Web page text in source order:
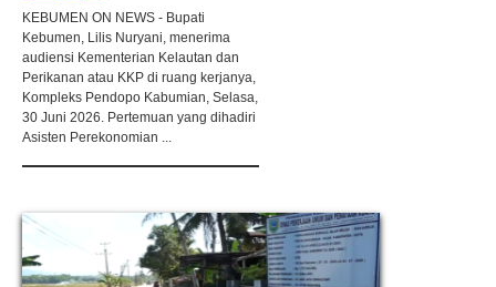
KEBUMEN ON NEWS - Bupati
Kebumen, Lilis Nuryani, menerima
audiensi Kementerian Kelautan dan
Perikanan atau KKP di ruang kerjanya,
Kompleks Pendopo Kabumian, Selasa,
30 Juni 2026. Pertemuan yang dihadiri
Asisten Perekonomian ...